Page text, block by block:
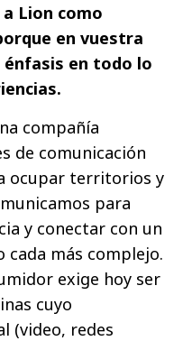
Lion como
en vuestra
énfasis en todo lo
compañía
de comunicación
ocupar territorios y
para
y conectar con un
más complejo.
exige hoy ser
cuyo
(video, redes